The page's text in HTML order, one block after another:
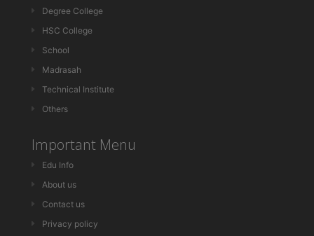
Degree College
HSC College
School
Madrasah
Technical Institute
Others
Important Menu
Edu Info
About us
Contact us
Privacy policy